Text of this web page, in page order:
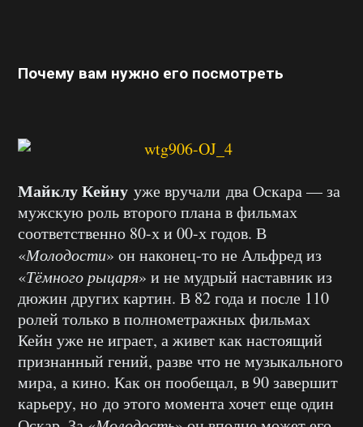
Почему вам нужно его посмотреть
Майклу Кейну уже вручали два Оскара — за
мужскую роль второго плана в фильмах
соответственно 80-х и 00-х годов. В
«Молодости» он наконец-то не Альфред из
«Тёмного рыцаря» и не мудрый наставник из
дюжин других картин. В 82 года и после 110
ролей только в полнометражных фильмах
Кейн уже не играет, а живет как настоящий
признанный гений, разве что не музыкального
мира, а кино. Как он пообещал, в 90 завершит
карьеру, но до этого момента хочет еще один